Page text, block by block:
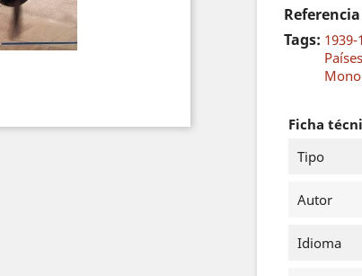
Referencia
Tags:
Ficha
Tipo
Autor
Idioma